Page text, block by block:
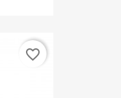
favorite_border